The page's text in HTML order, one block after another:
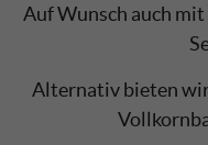
Auf Wunsch auch
Alternativ bieten